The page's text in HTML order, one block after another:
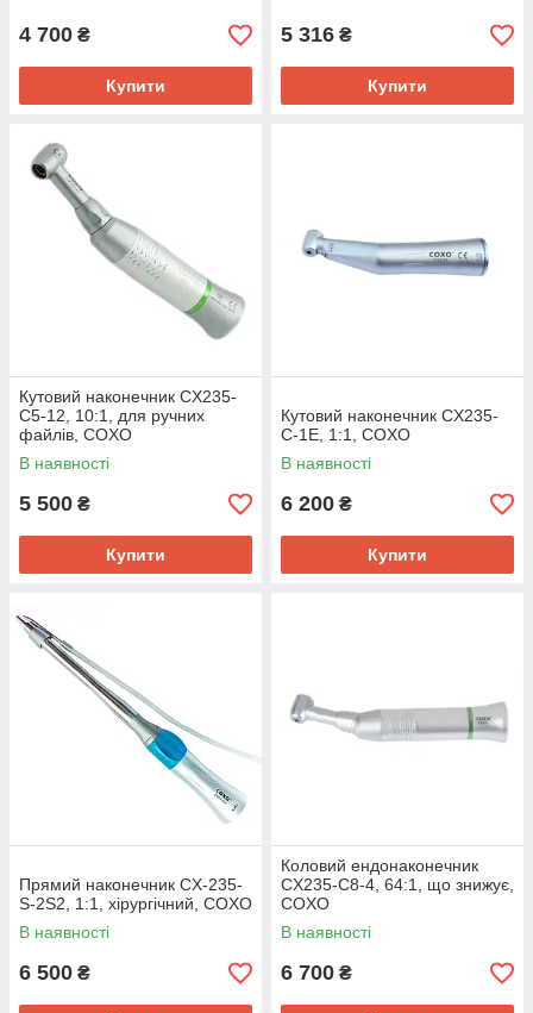
4 700 ₴
Купити
5 316 ₴
Купити
Кутовий наконечник CX235-
C5-12, 10:1, для ручних
файлів, COXO
В наявності
5 500 ₴
Купити
Кутовий наконечник CX235-
C-1E, 1:1, COXO
В наявності
6 200 ₴
Купити
Прямий наконечник CX-235-
S-2S2, 1:1, хірургічний, COXO
В наявності
6 500 ₴
Коловий ендонаконечник
CX235-С8-4, 64:1, що знижує,
COXO
В наявності
6 700 ₴